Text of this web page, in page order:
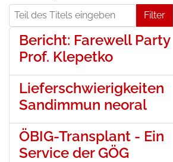
Teil des Titels eingeben Filter
Bericht: Farewell Party
Prof. Klepetko
Lieferschwierigkeiten
Sandimmun neoral
ÖBIG-Transplant - Ein
Service der GÖG